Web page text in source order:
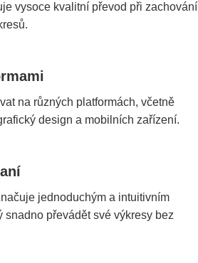
vysoce kvalitní převod při zachování
na různých platformách, včetně
design a mobilních zařízení.
jednoduchým a intuitivním
snadno převádět své výkresy bez